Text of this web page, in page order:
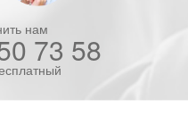
нам
73 58